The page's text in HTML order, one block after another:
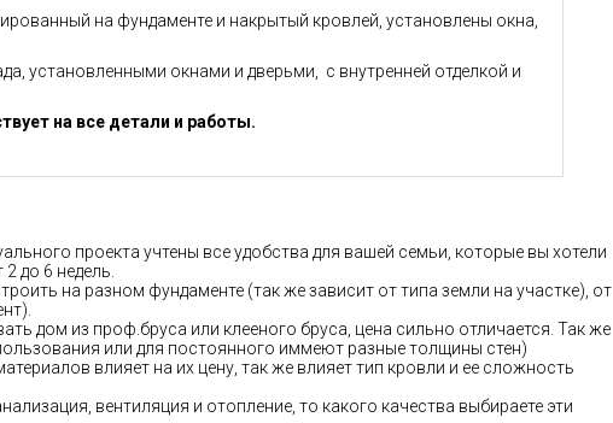
на фундаменте и накрытый кровлей, установлены окна,
установленными окнами и дверьми, с внутренней отделкой и
на все детали и работы.
проекта учтены все удобства для вашей семьи, которые вы хотели
до 6 недель.
на разном фундаменте (так же зависит от типа земли на участке), от
дом из проф.бруса или клееного бруса, цена сильно отличается. Так же
или для постоянного иммеют разные толщины стен)
влияет на их цену, так же влияет тип кровли и ее сложность
вентиляция и отопление, то какого качества выбираете эти